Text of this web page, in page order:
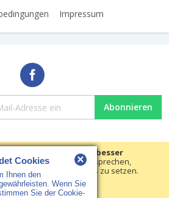
um Ihre Erfahrungen besser
Privacy-Richtlinie zu entsprechen,
bitten, die Cookies zu setzen.
Impressum
Abonnieren
· Alle Rechte vorbehalten
Cookies
Ihnen den
Wenn Sie
Sie der Cookie-
×